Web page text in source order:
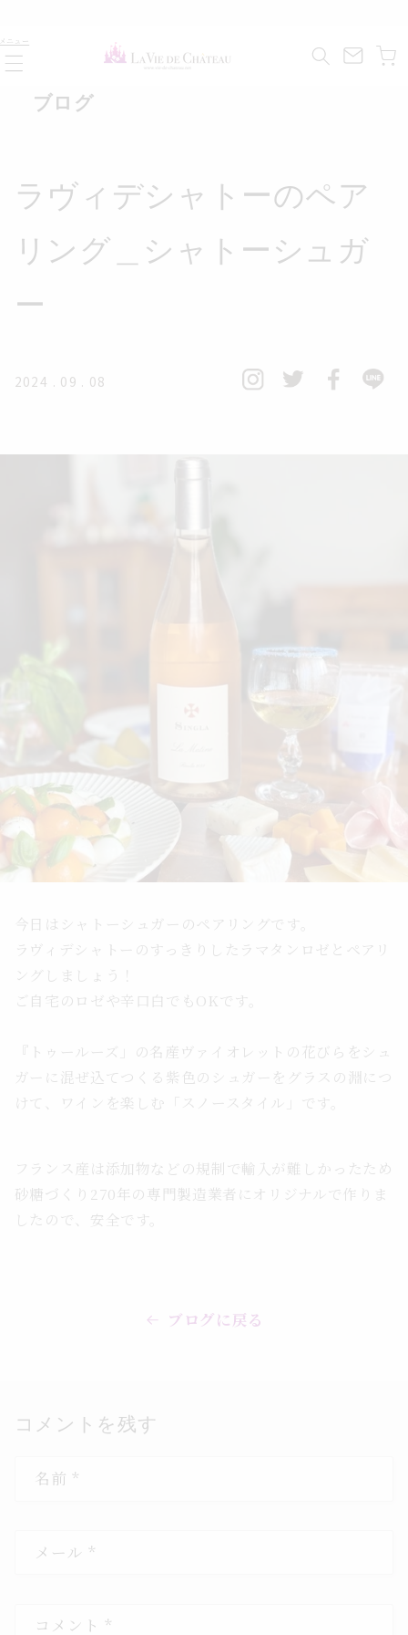
ニュー
ー
ブログ
ラヴィデシャトーのペア
リング＿シャトーシュガ
ー
2024 . 09 . 08
今日はシャトーシュガーのペアリングです。
ラヴィデシャトーのすっきりしたラマタンロゼとペアリ
ングしましょう！
ご自宅のロゼや辛口白でもOKです。
『トゥールーズ」の名産ヴァイオレットの花びらをシュ
ガーに混ぜ込てつくる紫色のシュガーをグラスの淵につ
けて、ワインを楽しむ「スノースタイル」です。
フランス産は添加物などの規制で輸入が難しかったため
砂糖づくり270年の専門製造業者にオリジナルで作りま
したので、安全です。
ブログに戻る
コメントを残す
名前 *
メール *
コメント *